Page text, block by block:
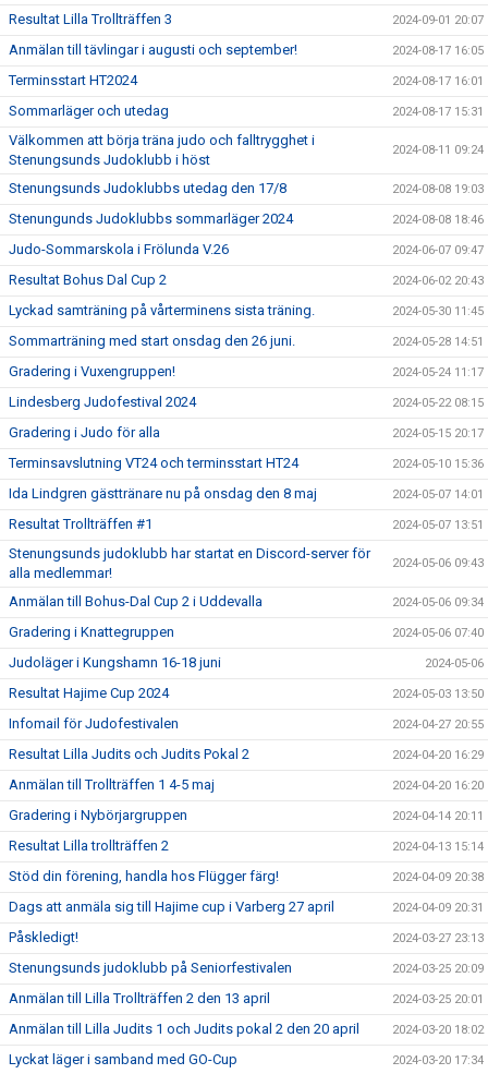
Resultat Lilla Trollträffen 3 2024-09-01 20:07
Anmälan till tävlingar i augusti och september! 2024-08-17 16:05
Terminsstart HT2024 2024-08-17 16:01
Sommarläger och utedag 2024-08-17 15:31
Välkommen att börja träna judo och falltrygghet i
Stenungsunds Judoklubb i höst
2024-08-11 09:24
Stenungsunds Judoklubbs utedag den 17/8 2024-08-08 19:03
Stenungunds Judoklubbs sommarläger 2024 2024-08-08 18:46
Judo-Sommarskola i Frölunda V.26 2024-06-07 09:47
Resultat Bohus Dal Cup 2 2024-06-02 20:43
Lyckad samträning på vårterminens sista träning. 2024-05-30 11:45
Sommarträning med start onsdag den 26 juni. 2024-05-28 14:51
Gradering i Vuxengruppen! 2024-05-24 11:17
Lindesberg Judofestival 2024 2024-05-22 08:15
Gradering i Judo för alla 2024-05-15 20:17
Terminsavslutning VT24 och terminsstart HT24 2024-05-10 15:36
Ida Lindgren gästtränare nu på onsdag den 8 maj 2024-05-07 14:01
Resultat Trollträffen #1 2024-05-07 13:51
Stenungsunds judoklubb har startat en Discord-server för
alla medlemmar!
2024-05-06 09:43
Anmälan till Bohus-Dal Cup 2 i Uddevalla 2024-05-06 09:34
Gradering i Knattegruppen 2024-05-06 07:40
Judoläger i Kungshamn 16-18 juni 2024-05-06
Resultat Hajime Cup 2024 2024-05-03 13:50
Infomail för Judofestivalen 2024-04-27 20:55
Resultat Lilla Judits och Judits Pokal 2 2024-04-20 16:29
Anmälan till Trollträffen 1 4-5 maj 2024-04-20 16:20
Gradering i Nybörjargruppen 2024-04-14 20:11
Resultat Lilla trollträffen 2 2024-04-13 15:14
Stöd din förening, handla hos Flügger färg! 2024-04-09 20:38
Dags att anmäla sig till Hajime cup i Varberg 27 april 2024-04-09 20:31
Påskledigt! 2024-03-27 23:13
Stenungsunds judoklubb på Seniorfestivalen 2024-03-25 20:09
Anmälan till Lilla Trollträffen 2 den 13 april 2024-03-25 20:01
Anmälan till Lilla Judits 1 och Judits pokal 2 den 20 april 2024-03-20 18:02
Lyckat läger i samband med GO-Cup 2024-03-20 17:34